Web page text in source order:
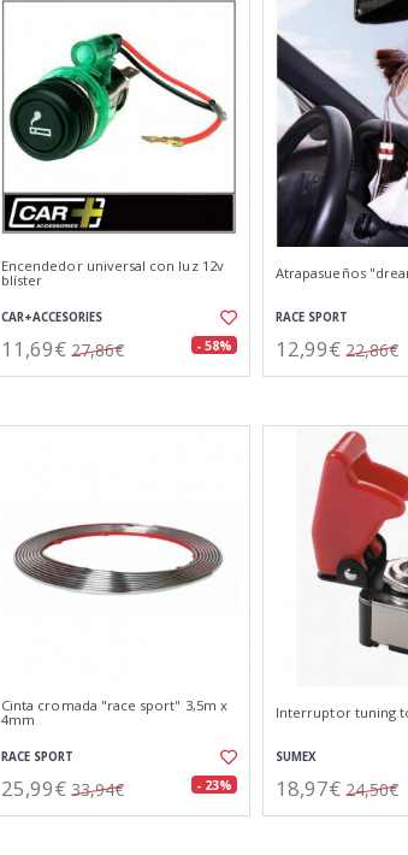
Encendedor universal con luz 12v
blíster
CAR+ACCESORIES
11,69€ 27,86€ - 58%
Atrapasueños
RACE SPORT
12,99€ 22,86€
Cinta cromada "race sport" 3,5m x
4mm
RACE SPORT
25,99€ 33,94€ - 23%
Interruptor tuning
SUMEX
18,97€ 24,50€